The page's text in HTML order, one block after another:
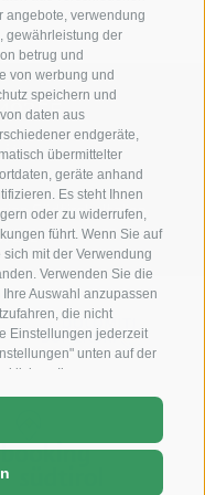
angebote, verwendung
gewährleistung der
betrug und
von werbung und
speichern und
daten aus
endgeräte,
übermittelter
geräte anhand
Es steht Ihnen
oder zu widerrufen,
führt. Wenn Sie auf
mit der Verwendung
Verwenden Sie die
Auswahl anzupassen
die nicht
Einstellungen jederzeit
unten auf der
Ihre
Gerät.
Südtirol - Italien